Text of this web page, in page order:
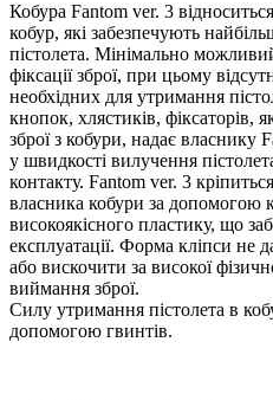
Кобура Fantom ver. 3
кобур, які забезпечують
пістолета. Мінімально
фіксації зброї, при цьому
необхідних для утримання
кнопок, хлястиків, фіксаторів,
зброї з кобури, надає власнику
у швидкості вилучення
контакту. Fantom ver. 3
власника кобури за допомогою
високоякісного пластику, що
експлуатації. Форма кліпси не
або вискочити за високої
виймання зброї.
Силу утримання пістолета в
допомогою гвинтів.